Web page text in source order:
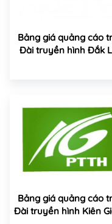
Bảng giá quảng cáo
Đài truyền hình Đắk
Bảng giá quảng cáo
Đài truyền hình Kiên